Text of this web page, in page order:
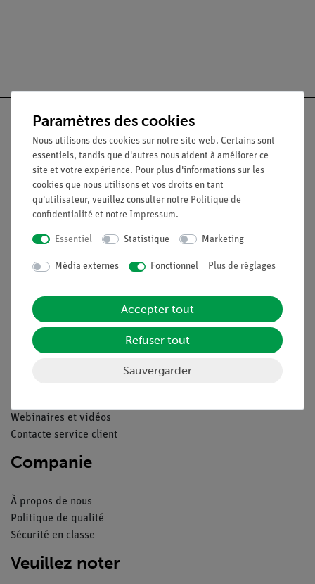
Nach oben
Légal
Conditions générales de vente
Mentions légales
Service
Webinaires et vidéos
Contacte service client
Companie
À propos de nous
Politique de qualité
Sécurité en classe
Veuillez noter
Paramètres des cookies
Nous utilisons des cookies sur notre site web. Certains sont
essentiels, tandis que d'autres nous aident à améliorer ce
site et votre expérience. Pour plus d'informations sur les
cookies que nous utilisons et vos droits en tant
qu'utilisateur, veuillez consulter notre Politique de
confidentialité et notre Impressum.
Essentiel Statistique Marketing
Média externes Fonctionnel Plus de réglages
Accepter tout
Refuser tout
Sauvergarder